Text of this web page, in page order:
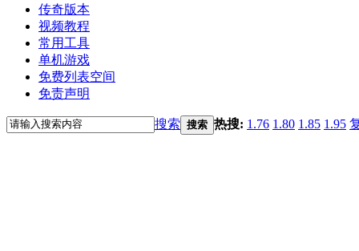
传奇版本
视频教程
常用工具
单机游戏
免费列表空间
免责声明
搜索 搜索 热搜: 1.76 1.80 1.85 1.95